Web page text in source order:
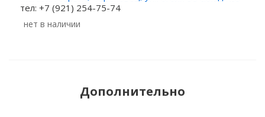
тел: +7 (921) 254-75-74
Нет в наличии
Дополнительно